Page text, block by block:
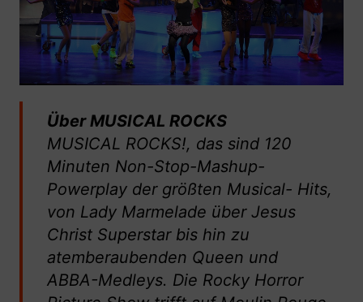
Über MUSICAL ROCKS
MUSICAL ROCKS!, das sind 120
Minuten Non-Stop-Mashup-
Powerplay der größten Musical- Hits,
von Lady Marmelade über Jesus
Christ Superstar bis hin zu
atemberaubenden Queen und
ABBA-Medleys. Die Rocky Horror